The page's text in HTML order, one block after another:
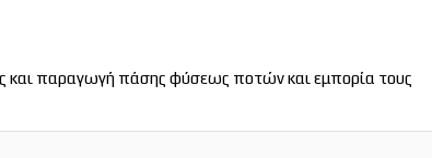
και παραγωγή πάσης φύσεως ποτών και εμπορία τους